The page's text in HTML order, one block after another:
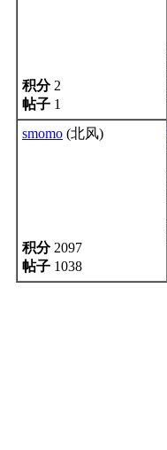
积分2
帖子 1
smomo (北风)
积分2097
帖子 1038